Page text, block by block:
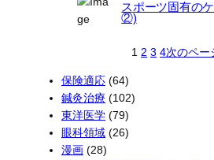
スポーツ固有の
②)
1 2 3 4次のペー
保険適応 (64)
鍼灸治療 (102)
東洋医学 (79)
眼科領域 (26)
漫画 (28)